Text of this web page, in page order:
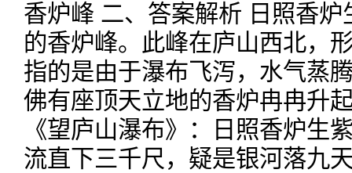
香炉峰 二、答案解析 日照香
的香炉峰。此峰在庐山西北，
指的是由于瀑布飞泻，水气蒸
佛有座顶天立地的香炉冉冉升
《望庐山瀑布》：日照香炉生
流直下三千尺，疑是银河落九